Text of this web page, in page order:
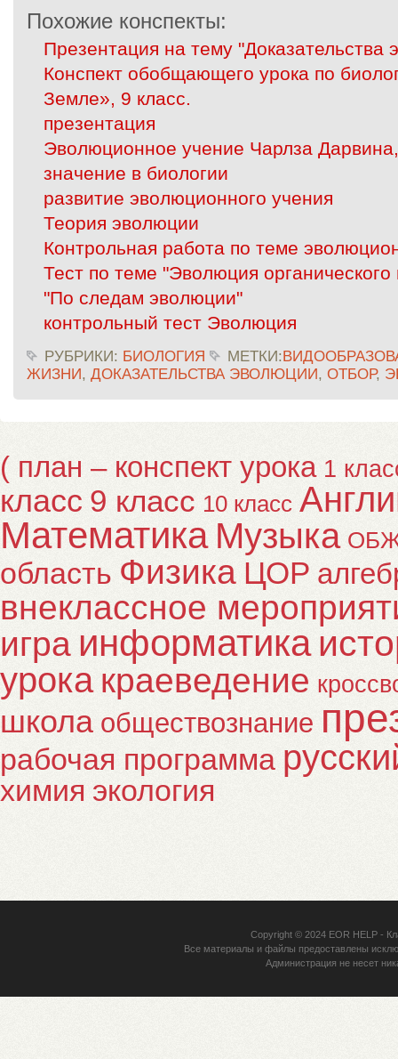
Похожие конспекты:
Презентация на тему "Доказательства
Конспект обобщающего урока по
Земле», 9 класс.
презентация
Эволюционное учение Чарлза
значение в биологии
развитие эволюционного учения
Теория эволюции
Контрольная работа по теме
Тест по теме "Эволюция
"По следам эволюции"
контрольный тест Эволюция
РУБРИКИ: БИОЛОГИЯ МЕТКИ:
ЖИЗНИ, ДОКАЗАТЕЛЬСТВА ЭВОЛЮЦИИ, ОТБОР,
( план – конспект урока 1
класс 9 класс 10 класс
Математика Музыка
область Физика ЦОР
внеклассное
игра информатика
урока краеведение
школа обществознание
рабочая программа
химия экология
Copyright © 2024 EOR HELP-
Все материалы и файлы предоставлены
Администрация не несет